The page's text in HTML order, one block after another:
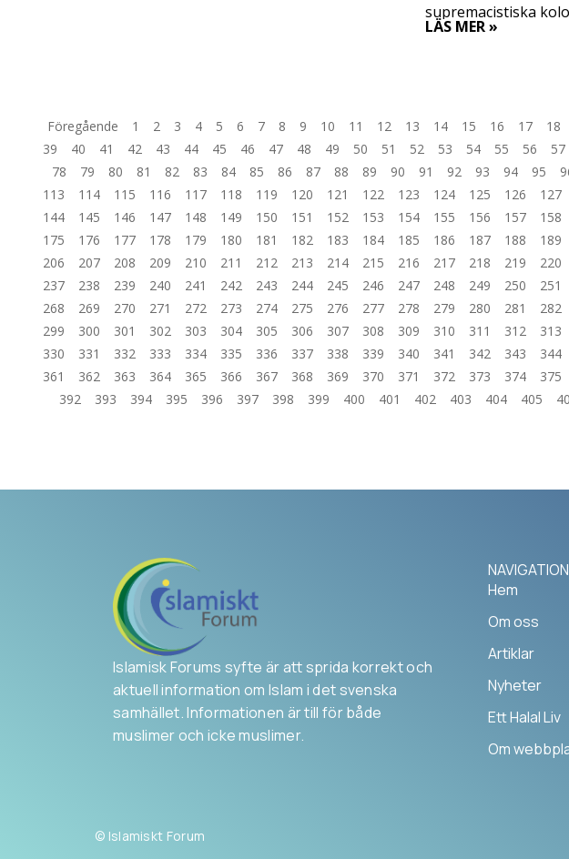
supremacistiska
LÄS MER »
Föregående 1 2 3 4 5 6 7 8 9 10 11 12 13 14 15 16 17 18
39
40 41 42 43 44 45 46 47 48 49 50 51 52 53 54 55 56 57
78
79 80 81 82 83 84 85 86 87 88 89 90 91 92 93 94 95
113
114 115 116 117 118 119 120 121 122 123 124 125 126 127
144
145 146 147 148 149 150 151 152 153 154 155 156 157 158
175
176 177 178 179 180 181 182 183 184 185 186 187 188 189
206
207 208 209 210 211 212 213 214 215 216 217 218 219 220
237
238 239 240 241 242 243 244 245 246 247 248 249 250 251
268
269 270 271 272 273 274 275 276 277 278 279 280 281 282
299
300 301 302 303 304 305 306 307 308 309 310 311 312 313
330
331 332 333 334 335 336 337 338 339 340 341 342 343 344
361
362 363 364 365 366 367 368 369 370 371 372 373 374 375
392
393 394 395 396 397 398 399 400 401 402 403 404 405
Islamisk Forums syfte är att sprida korrekt och
aktuell information om Islam i det svenska
samhället. Informationen är till för både
muslimer och icke muslimer.
NAVIGATION
Hem
Om oss
Artiklar
Nyheter
Ett Halal Liv
Om
© Islamiskt Forum